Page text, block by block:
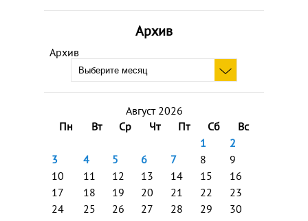
Архив
Архив
Август 2026
Пн
Вт Ср Чт Пт Сб
Вс
1
2
3
4 5 6 7 8
9
10
11 12 13 14 15
16
17
18 19 20 21 22
23
24
25 26 27 28 29
30